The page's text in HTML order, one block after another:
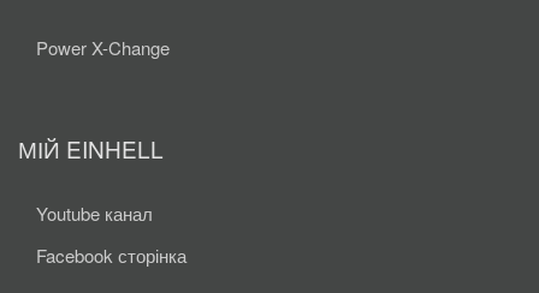
Power X-Change
МІЙ EINHELL
Youtube канал
Facebook сторінка